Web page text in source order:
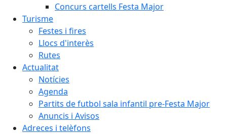
Concurs cartells Festa Major
Turisme
Festes i fires
Llocs d'interès
Rutes
Actualitat
Notícies
Agenda
Partits de futbol sala infantil pre-Festa Major
Anuncis i Avisos
Adreces i telèfons